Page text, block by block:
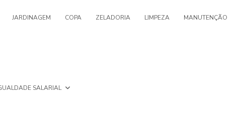
JARDINAGEM COPA ZELADORIA LIMPEZA MANUTENÇÃO
SALARIAL